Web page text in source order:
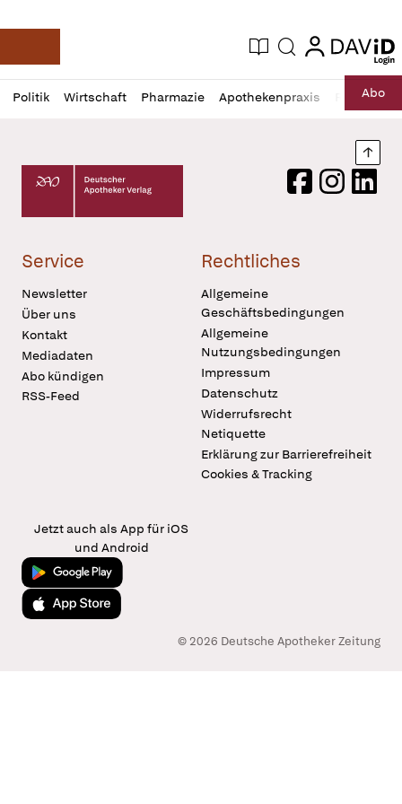
Deutsche Apotheker Zeitung
Aktuelle Ausgabe
Suche login
login
Politik Wirtschaft Pharmazie Apothekenpraxis RechtAbo
Profil
öffnen
Daz
Pur
Deutscher Apotheker Verlag Logo
FacebookInstagram
Service
Newsletter
Über uns
Kontakt
Mediadaten
Abo kündigen
RSS-Feed
Rechtliches
Allgemeine
Geschäftsbedingungen
Allgemeine
Nutzungsbedingungen
Impressum
Datenschutz
Widerrufsrecht
Netiquette
Erklärung zur Barrierefreiheit
Cookies & Tracking
Jetzt auch als App für iOS
und Android
Jetzt bei Google Play
Laden im App Store
© 2026 Deutsche Apotheker Zeitung